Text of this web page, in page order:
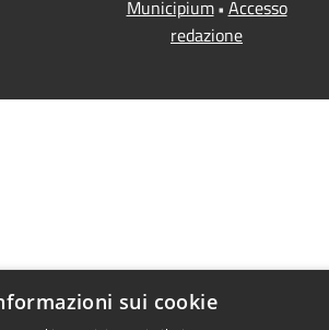
Municipium• Accesso
redazione
sui cookie